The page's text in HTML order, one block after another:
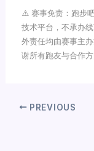
⚠️ 赛事免责：跑步
技术平台，不承办
外责任均由赛事主
谢所有跑友与合作
PREVIOUS